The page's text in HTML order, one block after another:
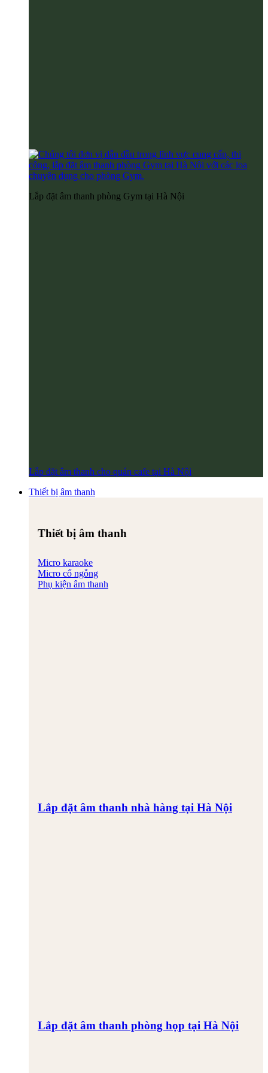
Lắp đặt âm thanh phòng Gym tại Hà Nội
Lắp đặt âm thanh cho quán cafe tại Hà Nội
Thiết bị âm thanh
Thiết bị âm thanh
Micro karaoke
Micro cổ ngỗng
Phụ kiện âm thanh
Lắp đặt âm thanh nhà hàng tại Hà Nội
Lắp đặt âm thanh phòng họp tại Hà Nội